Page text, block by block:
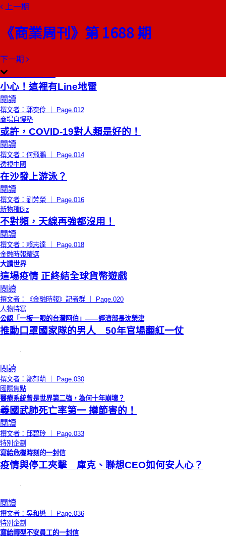
上一期
《商業周刊》第 1688 期
下一期
本期目錄
總編輯的話
災難中 你最不會後悔的事
閱讀
撰文者：曠文琪 ｜ Page.010
限時免費
小心！這裡有Line地雷
閱讀
撰文者：郭奕伶 ｜ Page.012
商場自慢塾
或許，COVID-19對人類是好的！
閱讀
撰文者：何飛鵬 ｜ Page.014
透視中國
在沙發上游泳？
閱讀
撰文者：劉芳榮 ｜ Page.016
新物種Biz
不對頻，天線再強都沒用！
閱讀
撰文者：賴志達 ｜ Page.018
金融時報精選
大讀世界
這場疫情 正終結全球貨幣遊戲
閱讀
撰文者：《金融時報》記者群 ｜ Page.020
人物特寫
公認「一板一眼的台灣阿伯」——經濟部長沈榮津
推動口罩國家隊的男人 50年官場翻紅一仗
閱讀
撰文者：鄭郁萌 ｜ Page.030
國際焦點
醫療系統曾是世界第二強，為何十年崩壞？
義國武肺死亡率第一 撙節害的！
閱讀
撰文者：邱碧玲 ｜ Page.033
特別企劃
寫給危機時刻的一封信
疫情與停工夾擊 庫克、聯想CEO如何安人心？
閱讀
撰文者：吳和懋 ｜ Page.036
特別企劃
寫給轉型不安員工的一封信